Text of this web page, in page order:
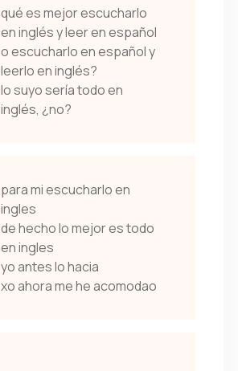
qué es mejor escucharlo
en inglés y leer en español
o escucharlo en español y
leerlo en inglés?
lo suyo sería todo en
inglés, ¿no?
para mi escucharlo en
ingles
de hecho lo mejor es todo
en ingles
yo antes lo hacia
xo ahora me he acomodao